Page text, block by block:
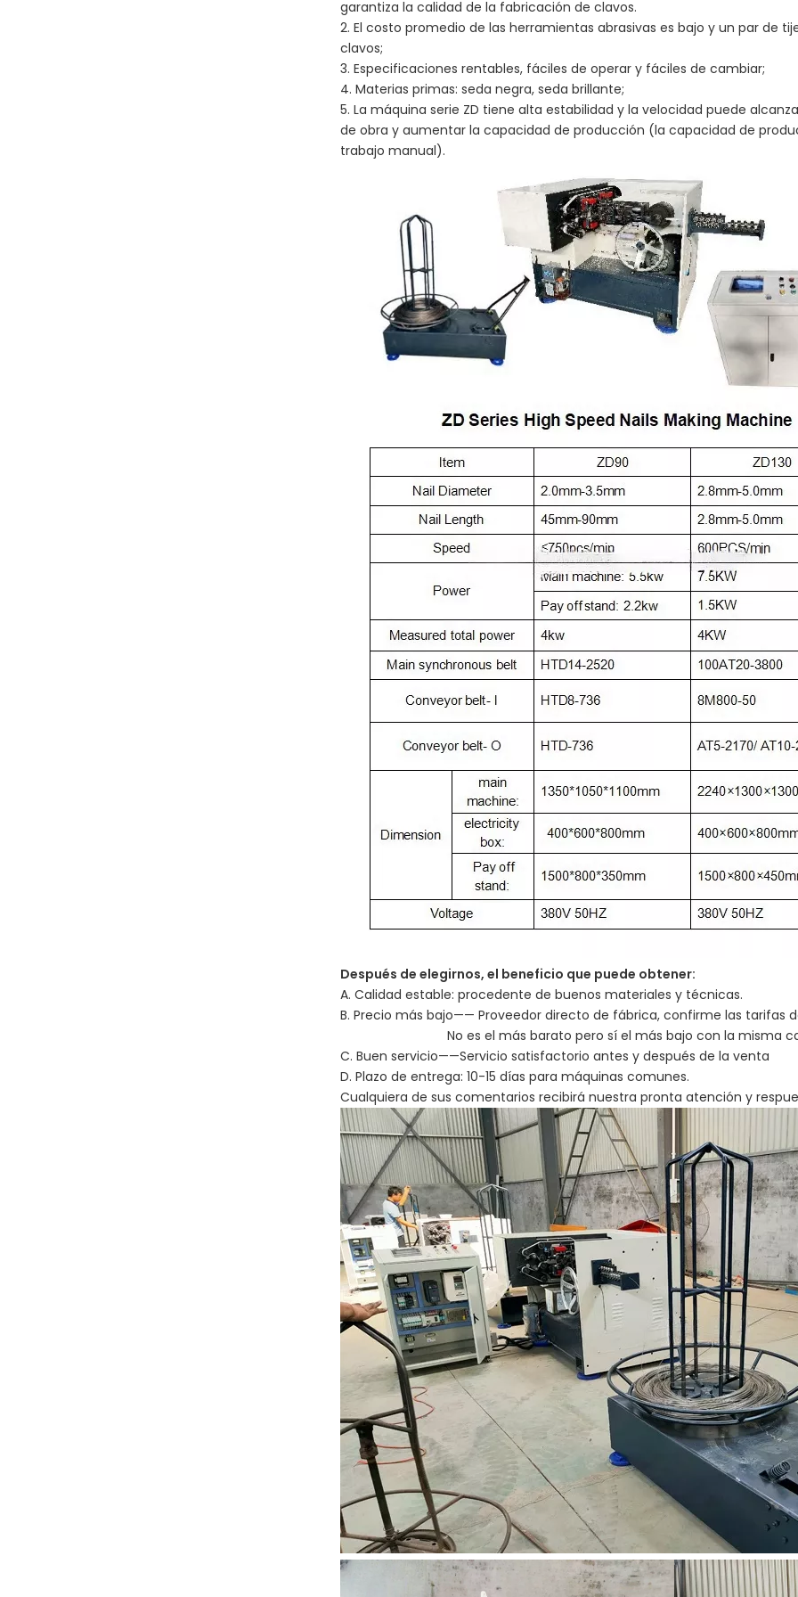
garantiza la calidad de la fabricación de clavos.
2. El costo promedio de las herramientas abrasivas es bajo y un par de
clavos;
3. Especificaciones rentables, fáciles de operar y fáciles de cambiar;
4. Materias primas: seda negra, seda brillante;
5. La máquina serie ZD tiene alta estabilidad y la velocidad puede
de obra y aumentar la capacidad de producción (la capacidad de
trabajo manual).
Después de elegirnos, el beneficio que puede obtener:
A. Calidad estable: procedente de buenos materiales y técnicas.
B. Precio más bajo—— Proveedor directo de fábrica, confirme las tarifas
No es el más barato pero sí el más bajo con la misma
C. Buen servicio——Servicio satisfactorio antes y después de la venta
D. Plazo de entrega: 10-15 días para máquinas comunes.
Cualquiera de sus comentarios recibirá nuestra pronta atención y